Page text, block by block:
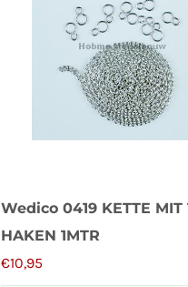
Wedico 0419 KETTE MIT
HAKEN 1MTR
€10,95